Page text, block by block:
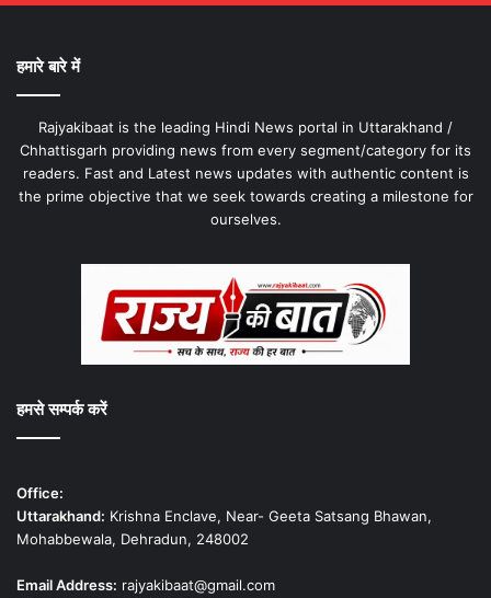
हमारे बारे में
Rajyakibaat is the leading Hindi News portal in Uttarakhand /
Chhattisgarh providing news from every segment/category for its
readers. Fast and Latest news updates with authentic content is
the prime objective that we seek towards creating a milestone for
ourselves.
हमसे सम्पर्क करें
Office:
Uttarakhand: Krishna Enclave, Near- Geeta Satsang Bhawan,
Mohabbewala, Dehradun, 248002
Email Address: rajyakibaat@gmail.com